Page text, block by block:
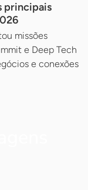
principais
missões
e Deep Tech
e conexões